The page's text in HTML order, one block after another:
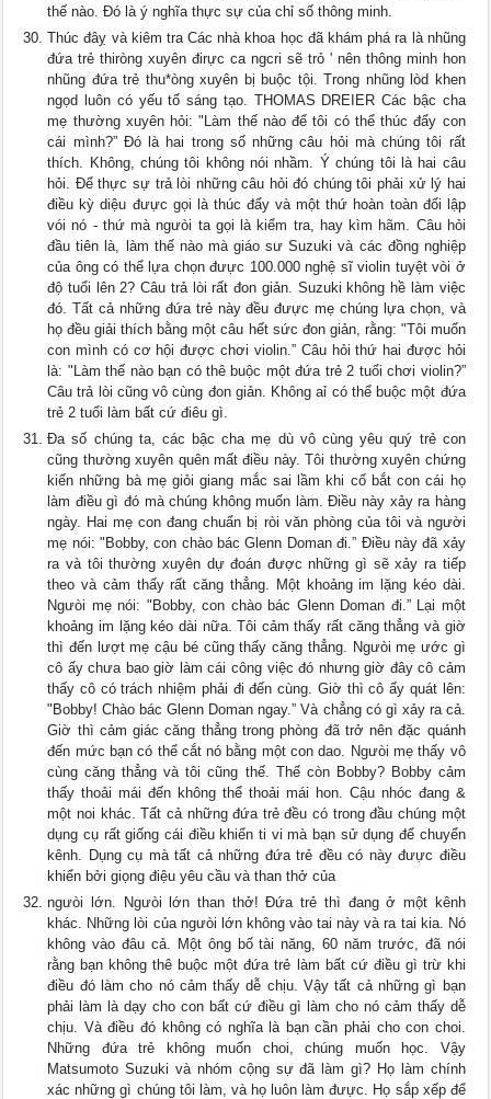
thế nào. Đó là ý nghĩa thực sự của chỉ số thông minh.
Thúc đâỵ và kiêm tra Các nhà khoa học đã khám phá ra là nhũng
đứa trẻ thiròng xuyên đirực ca ngcri sẽ trỏ ' nên thông minh hon
nhũng đứa trẻ thu*òng xuyên bị buộc tội. Trong nhũng lòd khen
ngọd luôn có yếu tố sáng tạo. THOMAS DREIER Các bậc cha
mẹ thường xuyên hỏi: "Làm thế nào để tôi có thể thúc đẩy con
cái mình?” Đó là hai trong số những câu hỏi mà chúng tôi rất
thích. Không, chúng tôi không nói nhầm. Ý chúng tôi là hai câu
hỏi. Để thực sự trả lòi những câu hỏi đó chúng tôi phải xử lý hai
điều kỳ diệu đưực gọi là thúc đẩy và một thứ hoàn toàn đối lập
vói nó - thứ mà ngưòi ta gọi là kiểm tra, hay kìm hãm. Câu hỏi
đầu tiên là, làm thế nào mà giáo sư Suzuki và các đồng nghiệp
của ông có thể lựa chọn đưực 100.000 nghệ sĩ violin tuyệt vòi ở
độ tuổi lên 2? Câu trả lòi rất đon giản. Suzuki không hề làm việc
đó. Tất cả những đứa trẻ này đều đưực mẹ chúng lựa chọn, và
họ đều giải thích bằng một câu hết sức đon giản, rằng: "Tôi muốn
con mình có cơ hội được chơi violin.” Câu hỏi thứ hai được hỏi
là: "Làm thế nào bạn có thê buộc một đứa trẻ 2 tuổi chơi violin?”
Câu trả lòi cũng vô cùng đon giản. Không aỉ có thể buộc một đứa
trẻ 2 tuổi làm bất cứ điêu gì.
Đa số chúng ta, các bậc cha mẹ dù vô cùng yêu quý trẻ con
cũng thường xuyên quên mất điều này. Tôi thường xuyên chứng
kiến những bà mẹ giỏi giang mắc sai lầm khi cố bắt con cái họ
làm điều gì đó mà chúng không muốn làm. Điều này xảy ra hàng
ngày. Hai mẹ con đang chuẩn bị ròi văn phòng của tôi và người
mẹ nói: "Bobby, con chào bác Glenn Doman đi.” Điều này đã xảy
ra và tôi thường xuyên dự đoán được những gì sẽ xảy ra tiếp
theo và cảm thấy rất căng thẳng. Một khoảng im lặng kéo dài.
Ngưòi mẹ nói: "Bobby, con chào bác Glenn Doman đi.” Lại một
khoảng im lặng kéo dài nữa. Tôi cảm thấy rất căng thẳng và giờ
thì đến lượt mẹ cậu bé cũng thấy căng thẳng. Ngưòi mẹ ước gì
cô ấy chưa bao giờ làm cái công việc đó nhưng giờ đây cô cảm
thấy cô có trách nhiệm phải đi đến cùng. Giờ thì cô ấy quát lên:
"Bobby! Chào bác Glenn Doman ngay.” Và chẳng có gì xảy ra cả.
Giờ thì cảm giác căng thẳng trong phòng đã trở nên đặc quánh
đến mức bạn có thể cắt nó bằng một con dao. Ngưòi mẹ thấy vô
cùng căng thẳng và tôi cũng thế. Thế còn Bobby? Bobby cảm
thấy thoải mái đến không thể thoải mái hon. Cậu nhóc đang &
một noi khác. Tất cả những đứa trẻ đều có trong đầu chúng một
dụng cụ rất giống cái điều khiển ti vi mà bạn sử dụng để chuyển
kênh. Dụng cụ mà tất cả những đứa trẻ đều có này đưực điều
khiển bởi giọng điệu yêu cầu và than thở của
ngưòi lớn. Ngưòi lớn than thở! Đứa trẻ thì đang ở một kênh
khác. Những lòi của ngưòi lớn không vào tai này và ra tai kia. Nó
không vào đâu cả. Một ông bố tài năng, 60 năm trước, đã nói
rằng bạn không thê buộc một đứa trẻ làm bất cứ điều gì trừ khi
điều đó làm cho nó cảm thấy dễ chịu. Vậy tất cả những gì bạn
phải làm là dạy cho con bất cứ điều gì làm cho nó cảm thấy dễ
chịu. Và điều đó không có nghĩa là bạn cần phải cho con choi.
Những đứa trẻ không muốn choi, chúng muốn học. Vậy
Matsumoto Suzuki và nhóm cộng sự đã làm gì? Họ làm chính
xác những gì chúng tôi làm, và họ luôn làm đưực. Họ sắp xếp để